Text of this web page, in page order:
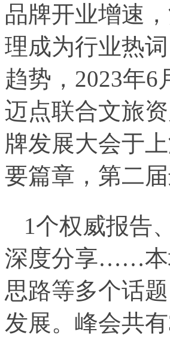
品牌开业增速
理成为行业热
趋势，2023年6
迈点联合文旅
牌发展大会于
要篇章，第二
1个权威报告
深度分享……本
思路等多个话
发展。峰会共